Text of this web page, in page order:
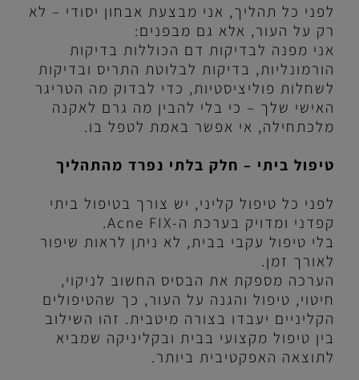
לפני כל תהליך, אני מבצעת אבחון יסודי – לא
רק על העור, אלא גם מבפנים:
אני מפנה לבדיקות דם הכוללות בדיקות
הורמונליות, בדיקות לבלוטת התריס ובדיקות
לשחלות פוליציסטיות, כדי לבדוק מה הטריגר
האישי שלך – כי בלי להבין מה גרם לאקנה
מלכתחילה, אי אפשר באמת לטפל בו.
טיפול ביתי – חלק בלתי נפרד מהתהליך
לפני כל טיפול קליני, יש צורך בטיפול ביתי
קפדני ומדויק בערכת ה-Acne FIX
.
בלי טיפול עקבי בבית, לא ניתן לראות שיפור
לאורך זמן.
הערכה מספקת את הבסיס החשוב לניקוי,
חיטוי, טיפול והגנה על העור, כך שהטיפולים
הקליניים יעבדו בצורה מיטבית. זהו השילוב
בין טיפול מקצועי בבית ובקליניקה שמביא
לתוצאה האפקטיבית ביותר.